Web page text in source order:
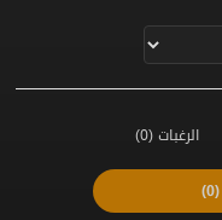
الرغبات(0)
(0)